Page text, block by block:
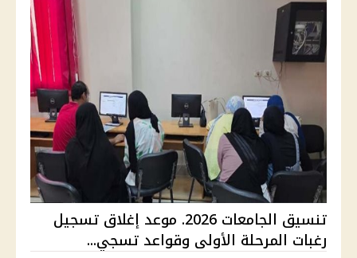
تنسيق الجامعات 2026. موعد إغلاق تسجيل
رغبات المرحلة الأولى وقواعد تسجي...